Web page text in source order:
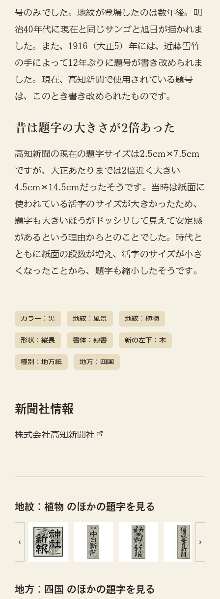
号のみでした。地紋が登場したのは数年後。明
治40年代に現在と同じサンゴと旭日が描かれま
した。また、1916（大正5）年には、近藤雪竹
の手によって12年ぶりに題号が書き改められま
した。現在、高知新聞で使用されている題号
は、このとき書き改められたものです。
昔は題字の大きさが2倍あった
高知新聞の現在の題字サイズは2.5cm✕7.5cm
ですが、大正あたりまでは2倍近く大きい
4.5cm✕14.5cmだったそうです。当時は紙面に
使われている活字のサイズが大きかったため、
題字も大きいほうがドッシリして見えて安定感
があるという理由からとのことでした。時代と
ともに紙面の段数が増え、活字のサイズが小さ
くなったことから、題字も縮小したそうです。
カラー：黒 地紋：風景 地紋：植物
形状：縦長 書体：隷書 新の左下：木
種別：地方紙 地方：四国
新聞社情報
株式会社高知新聞社
地紋：植物 のほかの題字を見る
‹ ›
地方：四国 のほかの題字を見る